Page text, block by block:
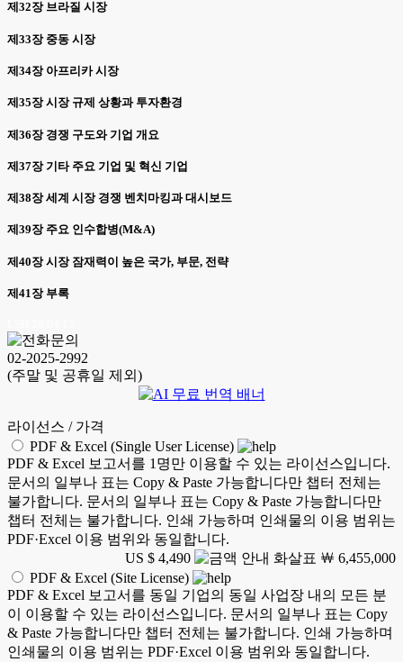
제32장 브라질 시장
제33장 중동 시장
제34장 아프리카 시장
제35장 시장 규제 상황과 투자환경
제36장 경쟁 구도와 기업 개요
제37장 기타 주요 기업 및 혁신 기업
제38장 세계 시장 경쟁 벤치마킹과 대시보드
제39장 주요 인수합병(M&A)
제40장 시장 잠재력이 높은 국가, 부문, 전략
제41장 부록
02-2025-2992
(주말 및 공휴일 제외)
라이선스 / 가격
PDF & Excel (Single User License)
PDF & Excel 보고서를 1명만 이용할 수 있는 라이선스입니다.
문서의 일부나 표는 Copy & Paste 가능합니다만 챕터 전체는
불가합니다. 문서의 일부나 표는 Copy & Paste 가능합니다만
챕터 전체는 불가합니다. 인쇄 가능하며 인쇄물의 이용 범위는
PDF·Excel 이용 범위와 동일합니다.
US $ 4,490
￦ 6,455,000
PDF & Excel (Site License)
PDF & Excel 보고서를 동일 기업의 동일 사업장 내의 모든 분
이 이용할 수 있는 라이선스입니다. 문서의 일부나 표는 Copy
& Paste 가능합니다만 챕터 전체는 불가합니다. 인쇄 가능하며
인쇄물의 이용 범위는 PDF·Excel 이용 범위와 동일합니다.